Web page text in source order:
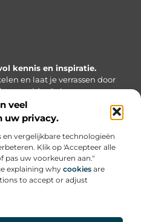
veel
uw privacy.
vergelijkbare technologieën
Klik op 'Accepteer alle
pas uw voorkeuren aan."
explaining why cookies are
to accept or adjust
kennis en inspiratie.
en laat je verrassen door
en ideeën!